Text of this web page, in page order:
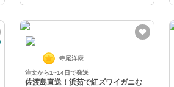
寺尾洋康
注文から1~14日で発送
佐渡島直送！浜茹で紅ズワイガニむ